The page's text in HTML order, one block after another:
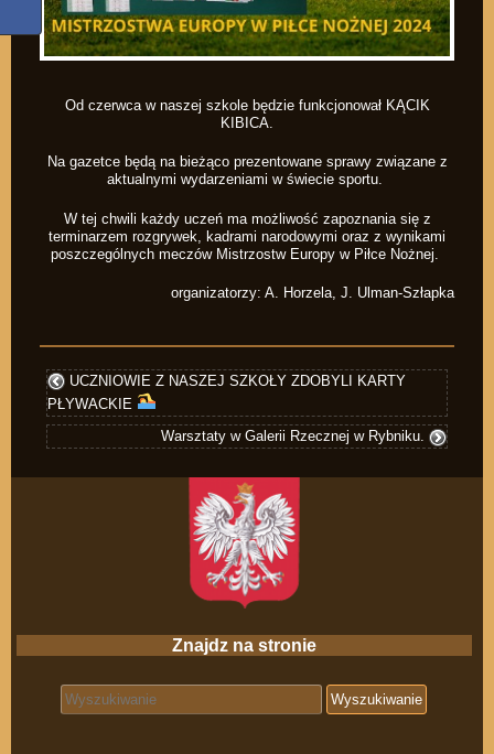
Od czerwca w naszej szkole będzie funkcjonował KĄCIK
KIBICA.
Na gazetce będą na bieżąco prezentowane sprawy związane z
aktualnymi wydarzeniami w świecie sportu.
W tej chwili każdy uczeń ma możliwość zapoznania się z
terminarzem rozgrywek, kadrami narodowymi oraz z wynikami
poszczególnych meczów Mistrzostw Europy w Piłce Nożnej.
organizatorzy: A. Horzela, J. Ulman-Szłapka
UCZNIOWIE Z NASZEJ SZKOŁY ZDOBYLI KARTY
PŁYWACKIE
Warsztaty w Galerii Rzecznej w Rybniku.
Znajdz na stronie
Search for: